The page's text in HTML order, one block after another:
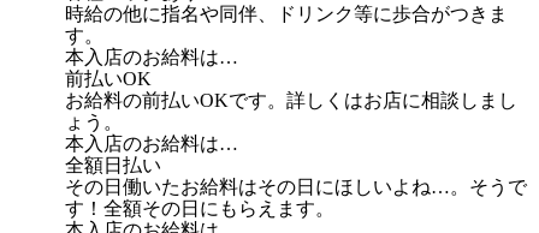
時給の他に指名や同伴、ドリンク等に歩合がつきま
す。
本入店のお給料は…
前払いOK
お給料の前払いOKです。詳しくはお店に相談しまし
ょう。
本入店のお給料は…
全額日払い
その日働いたお給料はその日にほしいよね…。そうで
す！全額その日にもらえます。